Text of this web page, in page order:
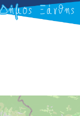
Δήμος Ξάνθης